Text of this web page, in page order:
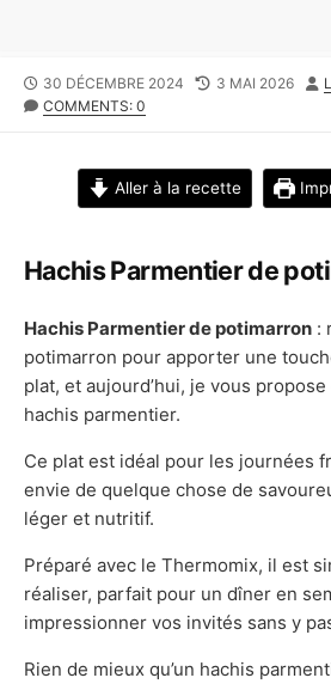
PUBLISHED
DATE
30 DÉCEMBRE 2024
LAST
3 MAI 2026
COMMENTS: 0
Aller à la recette
Hachis Parmentier de
Hachis Parmentier de potimarron :
potimarron pour apporter une
plat, et aujourd’hui, je vous
hachis parmentier.
Ce plat est idéal pour les journées
envie de quelque chose de
léger et nutritif.
Préparé avec le Thermomix, il est
réaliser, parfait pour un dîner en
impressionner vos invités sans y
Rien de mieux qu’un hachis